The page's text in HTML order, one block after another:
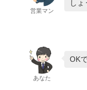
営業マン
しょ
あなた
OK